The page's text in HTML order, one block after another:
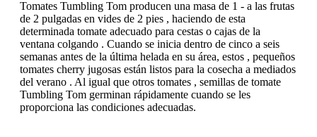
Tomates Tumbling Tom producen una masa de 1 - a las frutas
de 2 pulgadas en vides de 2 pies , haciendo de esta
determinada tomate adecuado para cestas o cajas de la
ventana colgando . Cuando se inicia dentro de cinco a seis
semanas antes de la última helada en su área, estos , pequeños
tomates cherry jugosas están listos para la cosecha a mediados
del verano . Al igual que otros tomates , semillas de tomate
Tumbling Tom germinan rápidamente cuando se les
proporciona las condiciones adecuadas.